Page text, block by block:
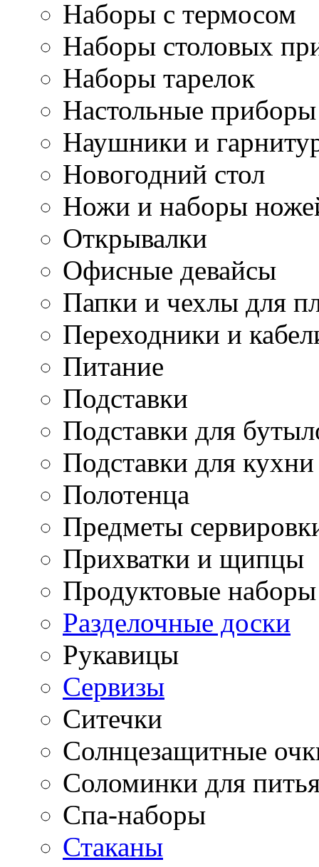
Наборы с термосом
Наборы столовых
Наборы тарелок
Настольные приборы
Наушники и
Новогодний стол
Ножи и наборы
Открывалки
Офисные девайсы
Папки и чехлы для
Переходники и
Питание
Подставки
Подставки для
Подставки для кухни
Полотенца
Предметы
Прихватки и щипцы
Продуктовые наборы
Разделочные доски
Рукавицы
Сервизы
Ситечки
Солнцезащитные
Соломинки для
Спа-наборы
Стаканы